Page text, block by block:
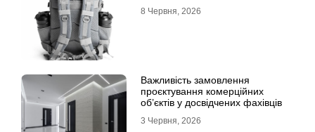
8 Червня, 2026
Важливість замовлення
проєктування комерційних
об’єктів у досвідчених фахівців
3 Червня, 2026